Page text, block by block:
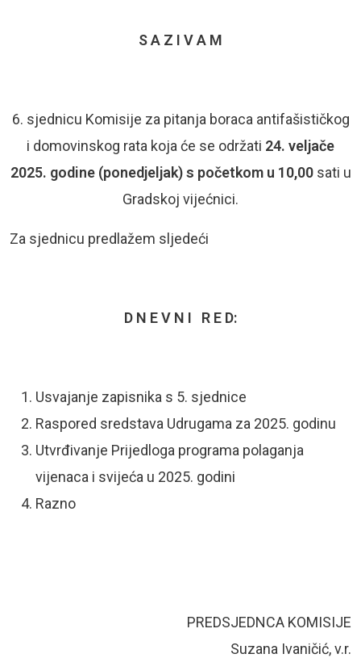
S A Z I V A M
6. sjednicu Komisije za pitanja boraca antifašističkog
i domovinskog rata koja će se održati 24. veljače
2025. godine (ponedjeljak) s početkom u 10,00sati u
Gradskoj vijećnici.
Za sjednicu predlažem sljedeći
D N E V N I R E D:
Usvajanje zapisnika s 5. sjednice
Raspored sredstava Udrugama za 2025. godinu
Utvrđivanje Prijedloga programa polaganja
vijenaca i svijeća u 2025. godini
Razno
PREDSJEDNCA KOMISIJE
Suzana Ivaničić, v.r.